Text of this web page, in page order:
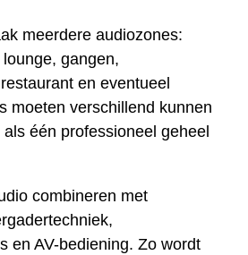
meerdere audiozones:
gangen,
en eventueel
moeten verschillend kunnen
één professioneel geheel
combineren met
en AV-bediening. Zo wordt